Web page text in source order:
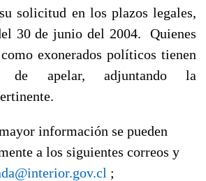
solicitud en los plazos legales,
30 de junio del 2004. Quienes
exonerados políticos tienen
de apelar, adjuntando la
información se pueden
a los siguientes correos y
;